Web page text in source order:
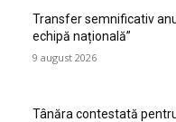
Transfer semnificativ
echipă națională”
9 august 2026
Tânăra contestată